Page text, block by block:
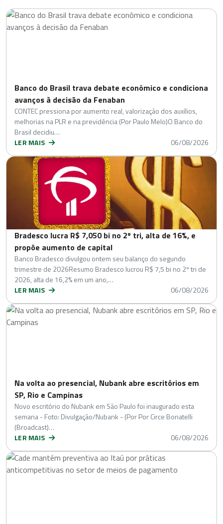
Banco do Brasil trava debate econômico e condiciona
avanços à decisão da Fenaban
CONTEC pressiona por aumento real, valorização dos auxílios,
melhorias na PLR e na previdência (Por Paulo Melo)O Banco do
Brasil decidiu…
LER MAIS
06/08/2026
Bradesco lucra R$ 7,050 bi no 2º tri, alta de 16%, e
propõe aumento de capital
Banco Bradesco divulgou ontem seu balanço do segundo
trimestre de 2026Resumo Bradesco lucrou R$ 7,5 bi no 2º tri de
2026, alta de 16,2% em um ano,…
LER MAIS
06/08/2026
Na volta ao presencial, Nubank abre escritórios em
SP, Rio e Campinas
Novo escritório do Nubank em São Paulo foi inaugurado esta
semana - Foto: Divulgação/Nubank - (Por Por Circe Bonatelli
(Broadcast)…
LER MAIS
06/08/2026